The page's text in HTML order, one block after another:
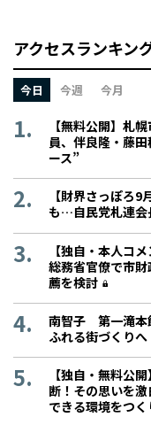
アクセスランキン
今日 今週 今月
【無料公開】札
員、伴良隆・藤
ース”
【財界さっぽろ
も…自民党札連会
【独自・本人コ
総務省官僚で市
薦を検討
南智子 第一滝本
ふれる街づくりへ
【独自・無料公
断！その思いを
できる環境をつく